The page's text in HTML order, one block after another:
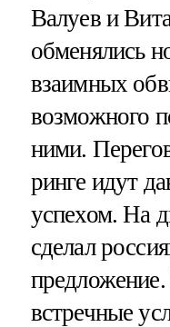
Валуев и
обменялись
взаимных
возможного
ними.
ринге идут
успехом. На
сделал
встречные